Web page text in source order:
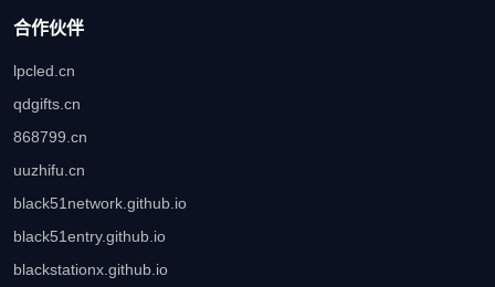
合作伙伴
lpcled.cn
qdgifts.cn
868799.cn
uuzhifu.cn
black51network.github.io
black51entry.github.io
blackstationx.github.io